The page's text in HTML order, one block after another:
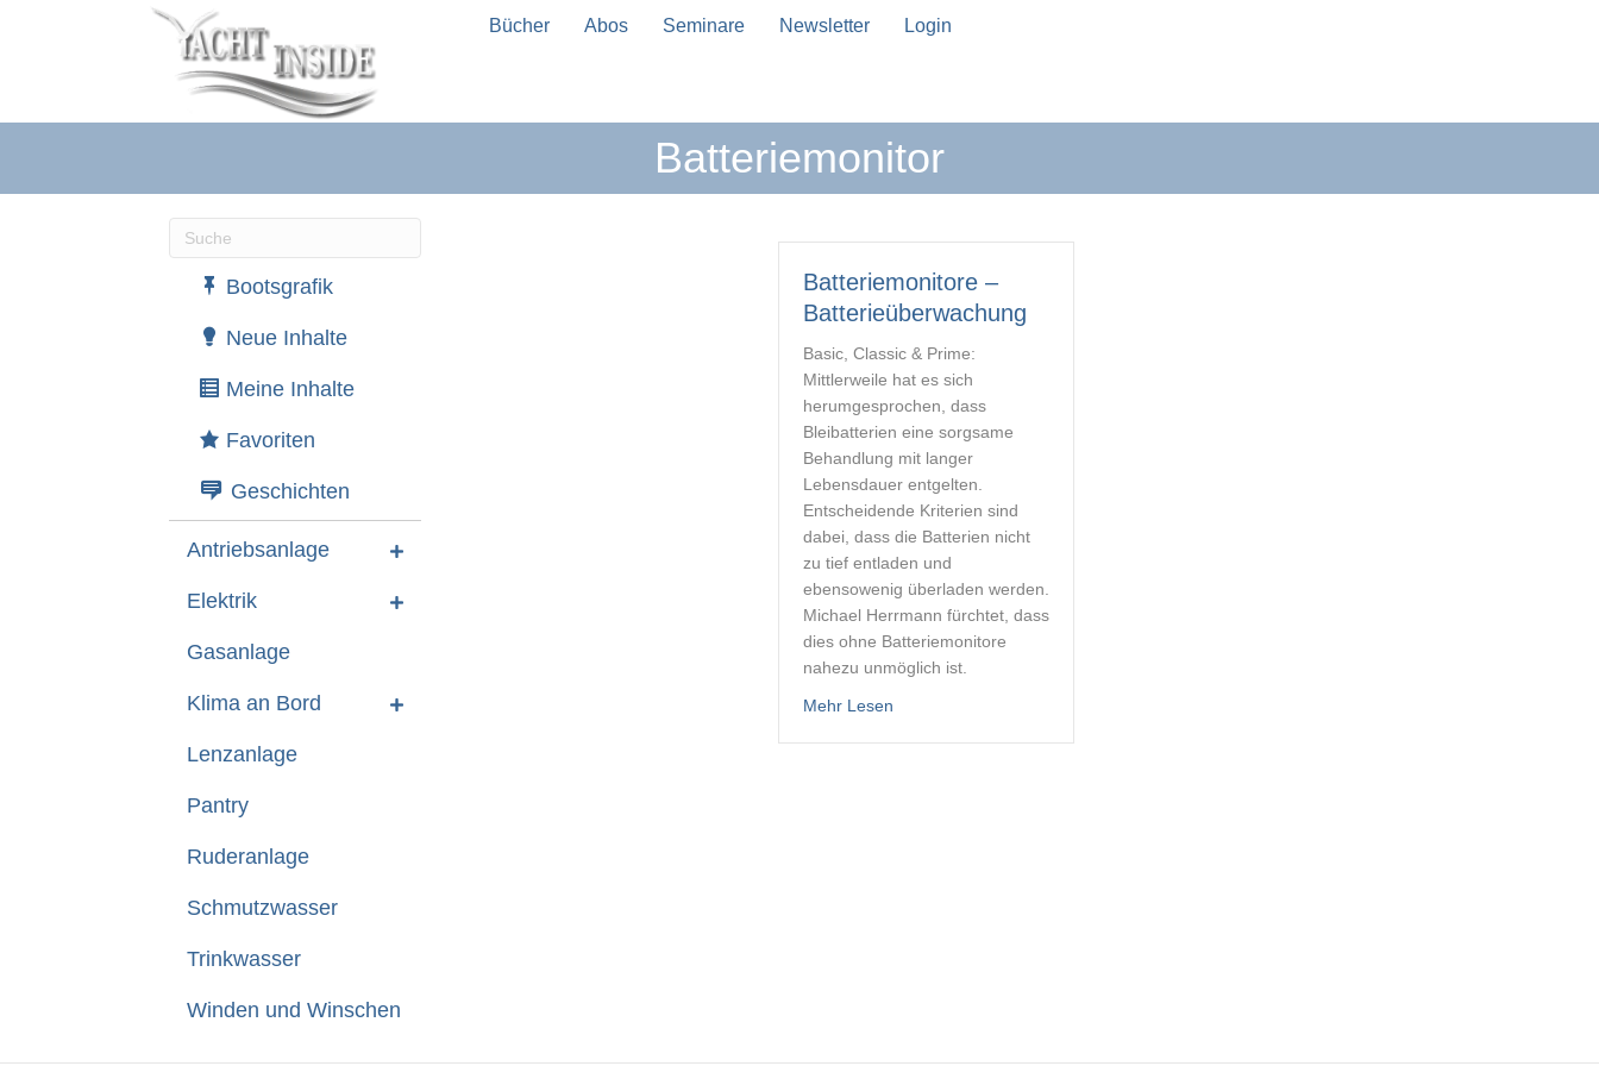
Bücher Abos Seminare Newsletter Login
Batteriemonitor
Wenn die Ergebnisse der automatischen Vervollständigung verfügbar sind, benutze die Pfeile nach oben und unten, um sie zu überprüfen, und die
Bootsgrafik
Neue Inhalte
Meine Inhalte
Favoriten
Geschichten
Antriebsanlage
Elektrik
Gasanlage
Klima an Bord
Lenzanlage
Pantry
Ruderanlage
Schmutzwasser
Trinkwasser
Winden und Winschen
Batteriemonitore –
Batterieüberwachung
Basic, Classic & Prime:
Mittlerweile hat es sich
herumgesprochen, dass
Bleibatterien eine sorgsame
Behandlung mit langer
Lebensdauer entgelten.
Entscheidende Kriterien sind
dabei, dass die Batterien nicht
zu tief entladen und
ebensowenig überladen werden.
Michael Herrmann fürchtet, dass
dies ohne Batteriemonitore
nahezu unmöglich ist.
Mehr Lesenabout Batteriemonitore – Batterieüberwachung